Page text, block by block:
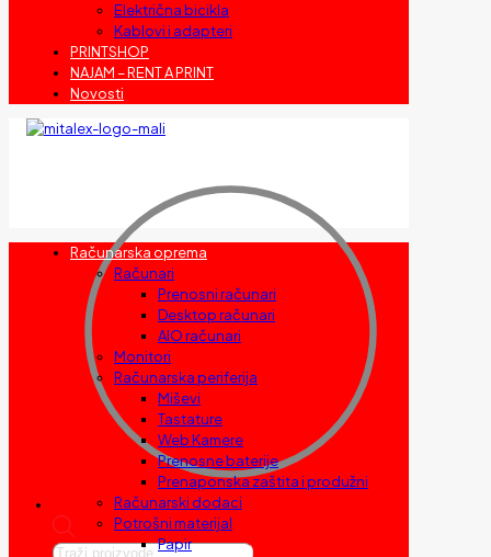
Električna bicikla
Kablovi i adapteri
PRINTSHOP
NAJAM – RENT A PRINT
Novosti
Products
Računarska oprema
Računari
Prenosni računari
Desktop računari
AIO računari
Monitori
Računarska periferija
Miševi
Tastature
Web Kamere
Prenosne baterije
Prenaponska zaštita i produžni
Računarski dodaci
Potrošni materijal
Papir